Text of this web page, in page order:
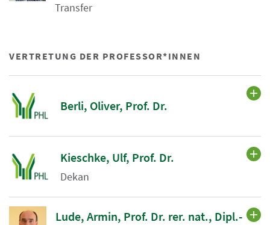
Transfer
VERTRETUNG DER PROFESSOR*INNEN
Berli, Oliver, Prof. Dr.
Kieschke, Ulf, Prof. Dr.
Dekan
Lude, Armin, Prof. Dr. rer. nat., Dipl.-